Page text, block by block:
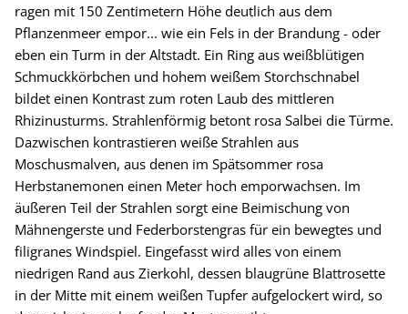
ragen mit 150 Zentimetern Höhe deutlich aus dem
Pflanzenmeer empor... wie ein Fels in der Brandung - oder
eben ein Turm in der Altstadt. Ein Ring aus weißblütigen
Schmuckkörbchen und hohem weißem Storchschnabel
bildet einen Kontrast zum roten Laub des mittleren
Rhizinusturms. Strahlenförmig betont rosa Salbei die Türme.
Dazwischen kontrastieren weiße Strahlen aus
Moschusmalven, aus denen im Spätsommer rosa
Herbstanemonen einen Meter hoch emporwachsen. Im
äußeren Teil der Strahlen sorgt eine Beimischung von
Mähnengerste und Federborstengras für ein bewegtes und
filigranes Windspiel. Eingefasst wird alles von einem
niedrigen Rand aus Zierkohl, dessen blaugrüne Blattrosette
in der Mitte mit einem weißen Tupfer aufgelockert wird, so